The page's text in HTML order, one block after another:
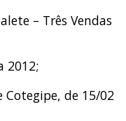
– Três Vendas
2012;
Cotegipe, de 15/02